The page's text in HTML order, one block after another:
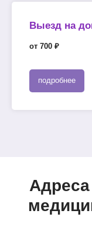
Выезд на
от 700 ₽
подробнее